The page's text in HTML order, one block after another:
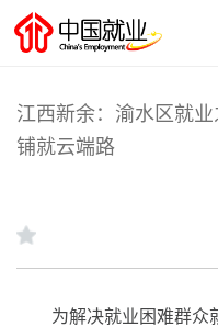
江西新余：渝水区就
铺就云端路
为解决就业困难群众